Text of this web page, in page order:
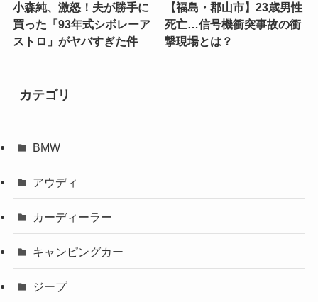
小森純、激怒！夫が勝手に
買った「93年式シボレーア
ストロ」がヤバすぎた件
【福島・郡山市】23歳男性
死亡…信号機衝突事故の衝
撃現場とは？
カテゴリ
BMW
アウディ
カーディーラー
キャンピングカー
ジープ